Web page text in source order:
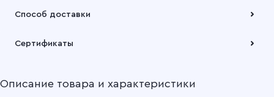
Способ доставки
наших складов или через транспортную компанию на Ваш
Подробнее
Сертификаты
Описание товара и характеристики